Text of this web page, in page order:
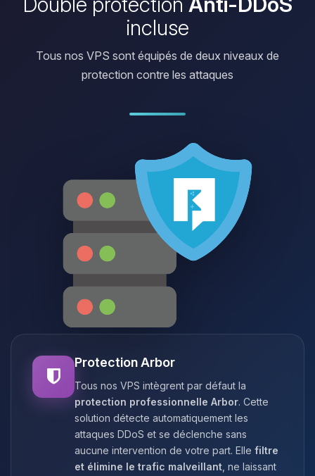
incluse
Tous nos VPS sont équipés de deux niveaux de
protection contre les attaques
Protection Arbor
Tous nos VPS intègrent par défaut la
protection professionnelle Arbor. Cette
solution détecte automatiquement les
attaques DDoS et se déclenche sans
aucune intervention de votre part. Elle filtre
et élimine le trafic malveillant , ne laissant